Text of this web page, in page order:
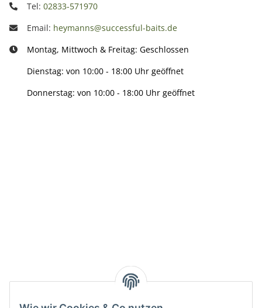
Tel: 02833-571970
Email: heymanns@successful-baits.de
Montag, Mittwoch & Freitag: Geschlossen
Dienstag: von 10:00 - 18:00 Uhr geöffnet
Donnerstag: von 10:00 - 18:00 Uhr geöffnet